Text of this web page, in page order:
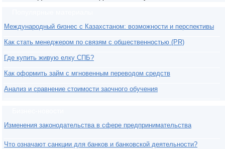
Международный бизнес с Казахстаном: возможности и перспективы
Как стать менеджером по связям с общественностью (PR)
Где купить живую елку СПБ?
Как оформить займ с мгновенным переводом средств
Анализ и сравнение стоимости заочного обучения
Изменения законодательства в сфере предпринимательства
Что означают санкции для банков и банковской деятельности?